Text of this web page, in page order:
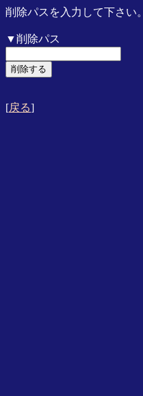
削除パスを入力して下さい。
▼削除パス
[戻る]